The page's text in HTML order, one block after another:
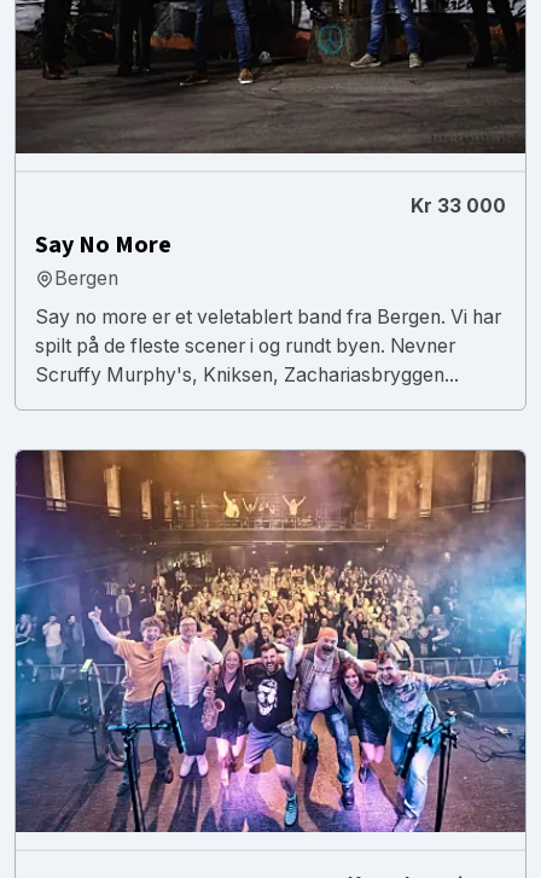
Kr 33 000
Say No More
Bergen
Say no more er et veletablert band fra Bergen. Vi har
spilt på de fleste scener i og rundt byen. Nevner
Scruffy Murphy's, Kniksen, Zachariasbryggen...